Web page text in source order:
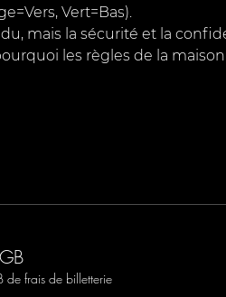
Vert=Bas).
mais la sécurité et la
les règles de la
frais de billetterie